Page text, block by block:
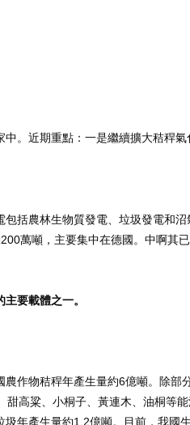
。近期重點：一是繼續擴大秸稈
括農林生物質發電、垃圾發電和沼
200萬噸，主要集中在德國。中啊其
要載體之一。
農作物秸稈年產生量約6億噸。除部
甜高粱、小桐子、黃連木、油桐等
圾年產生量約1.2億噸。目前，我國